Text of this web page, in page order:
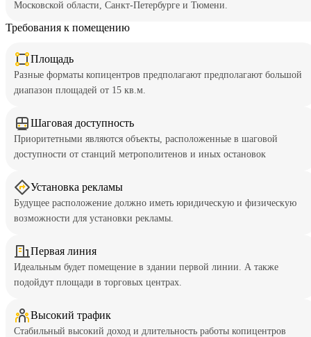
Клуб привилегий
О компании
Написать директору
Арендодателям
Портфолио
Контакты
Московской области, Санкт-Петербурге и Тюмени.
Требования к помещению
Площадь
Разные форматы копицентров предполагают предполагают большой
диапазон площадей от 15 кв.м.
Шаговая доступность
Приоритетными являются объекты, расположенные в шаговой
доступности от станций метрополитенов и иных остановок
Установка рекламы
Будущее расположение должно иметь юридическую и физическую
возможности для установки рекламы.
Первая линия
Идеальным будет помещение в здании первой линии. А также
подойдут площади в торговых центрах.
Высокий трафик
Стабильный высокий доход и длительность работы копицентров